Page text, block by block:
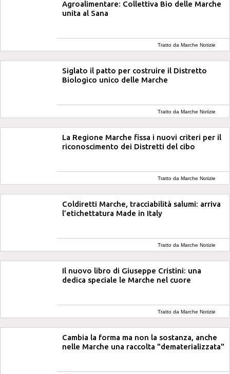
Agroalimentare: Collettiva Bio delle Marche
unita al Sana
Tratto da Marche Notizie
Siglato il patto per costruire il Distretto
Biologico unico delle Marche
Tratto da Marche Notizie
La Regione Marche fissa i nuovi criteri per il
riconoscimento dei Distretti del cibo
Tratto da Marche Notizie
Coldiretti Marche, tracciabilità salumi: arriva
l’etichettatura Made in Italy
Tratto da Marche Notizie
Il nuovo libro di Giuseppe Cristini: una
dedica speciale le Marche nel cuore
Tratto da Marche Notizie
Cambia la forma ma non la sostanza, anche
nelle Marche una raccolta "dematerializzata"